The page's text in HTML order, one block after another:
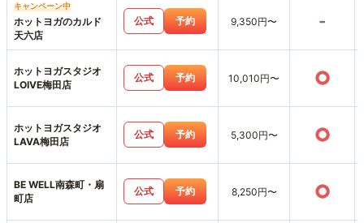
キャンペーン中
ホットヨガのカルド
天六店
公式 予約 9,350円〜 -
ホットヨガスタジオ
LOIVE梅田店
公式 予約 10,010円〜 ○
ホットヨガスタジオ
LAVA梅田店
公式 予約 5,300円〜 ○
BE WELL南森町・扇
町店
公式 予約 8,250円〜 ○